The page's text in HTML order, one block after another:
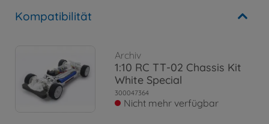
Kompatibilität
Archiv
1:10 RC TT-02 Chassis Kit
White Special
300047364
Nicht mehr verfügbar